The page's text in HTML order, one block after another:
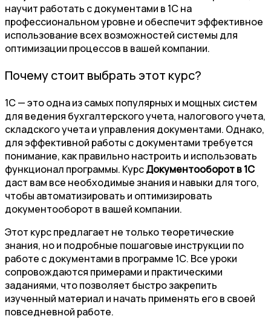
научит работать с документами в 1С на
профессиональном уровне и обеспечит эффективное
использование всех возможностей системы для
оптимизации процессов в вашей компании.
Почему стоит выбрать этот курс?
1С — это одна из самых популярных и мощных систем
для ведения бухгалтерского учета, налогового учета,
складского учета и управления документами. Однако,
для эффективной работы с документами требуется
понимание, как правильно настроить и использовать
функционал программы. КурсДокументооборот в 1С
даст вам все необходимые знания и навыки для того,
чтобы автоматизировать и оптимизировать
документооборот в вашей компании.
Этот курс предлагает не только теоретические
знания, но и подробные пошаговые инструкции по
работе с документами в программе 1С. Все уроки
сопровождаются примерами и практическими
заданиями, что позволяет быстро закрепить
изученный материал и начать применять его в своей
повседневной работе.